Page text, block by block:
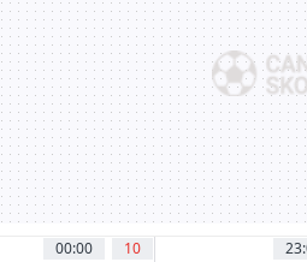
00:00 10